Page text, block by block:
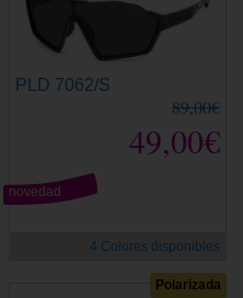
PLD 7062/S
89,00€
49,00€
novedad
4 Colores disponibles
Polarizada